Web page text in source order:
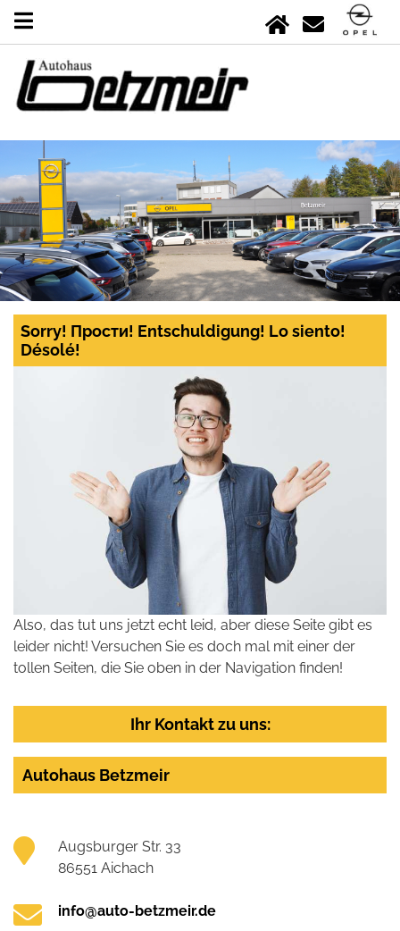
Sorry! Прости! Entschuldigung! Lo siento!
Désolé!
Also, das tut uns jetzt echt leid, aber diese Seite gibt es
leider nicht! Versuchen Sie es doch mal mit einer der
tollen Seiten, die Sie oben in der Navigation finden!
Ihr Kontakt zu uns:
Autohaus Betzmeir
Augsburger Str. 33
86551 Aichach
info@auto-betzmeir.de